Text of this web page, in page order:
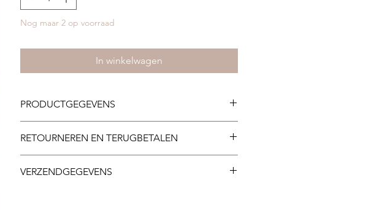
Nog maar 2 op voorraad
In winkelwagen
PRODUCTGEGEVENS
RETOURNEREN EN TERUGBETALEN
VERZENDGEGEVENS